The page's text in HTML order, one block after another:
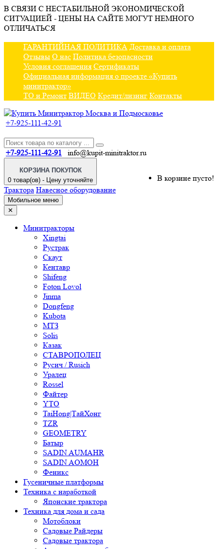
В СВЯЗИ С НЕСТАБИЛЬНОЙ ЭКОНОМИЧЕСКОЙ
СИТУАЦИЕЙ - ЦЕНЫ НА САЙТЕ МОГУТ НЕМНОГО
ОТЛИЧАТЬСЯ
ГАРАНТИЙНАЯ ПОЛИТИКА Доставка и оплата
Отзывы О нас Политика безопасности
Условия соглашения Сертификаты
Официальная информация о проекте «Купить
минитрактор»
ТО и Ремонт ВИДЕО Кредит/лизинг Контакты
+7-925-111-42-91
+7-925-111-42-91 info@kupit-minitraktor.ru
КОРЗИНА ПОКУПОК
0 товар(ов) - Цену уточняйте
В корзине пусто!
Трактора Навесное оборудование
Мобильное меню
✕
Минитракторы
Xingtai
Рустрак
Скаут
Кентавр
Shifeng
Foton Lovol
Jinma
Dongfeng
Kubota
МТЗ
Solis
Казак
СТАВРОПОЛЕЦ
Русич / Rusich
Уралец
Rossel
Файтер
YTO
TaiHong|ТайХонг
TZR
GEOMETRY
Батыр
SADIN AUMAHR
SADIN AOMOH
Феникс
Гусеничные платформы
Техника с наработкой
Японские трактора
Техника для дома и сада
Мотоблоки
Садовые Райдеры
Садовые трактора